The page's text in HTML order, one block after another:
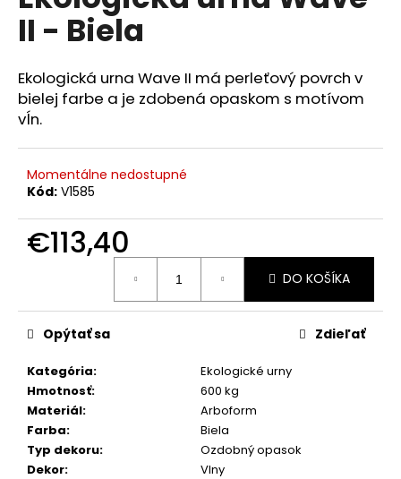
0,0
hviezdičiek.
II - Biela
Ekologická urna Wave II má perleťový povrch v
bielej farbe a je zdobená opaskom s motívom
vĺn.
Momentálne nedostupné
Kód: V1585
€113,40
DO KOŠÍKA
Kategória:
Ekologické urny
Hmotnosť:
600 kg
Materiál:
Arboform
Farba:
Biela
Typ dekoru:
Ozdobný opasok
Dekor:
Vlny
Opýtať sa Zdieľať
á
j
s
ť
?
d
p
o
ú
č
a
m
e